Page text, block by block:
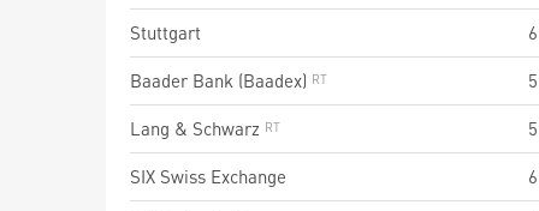
Stuttgart
Baader Bank (Baadex)
Lang & Schwarz
SIX Swiss Exchange